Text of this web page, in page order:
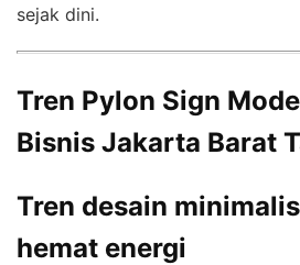
sejak dini.
Tren Pylon Sign
Bisnis Jakarta Barat
Tren desain
hemat energi